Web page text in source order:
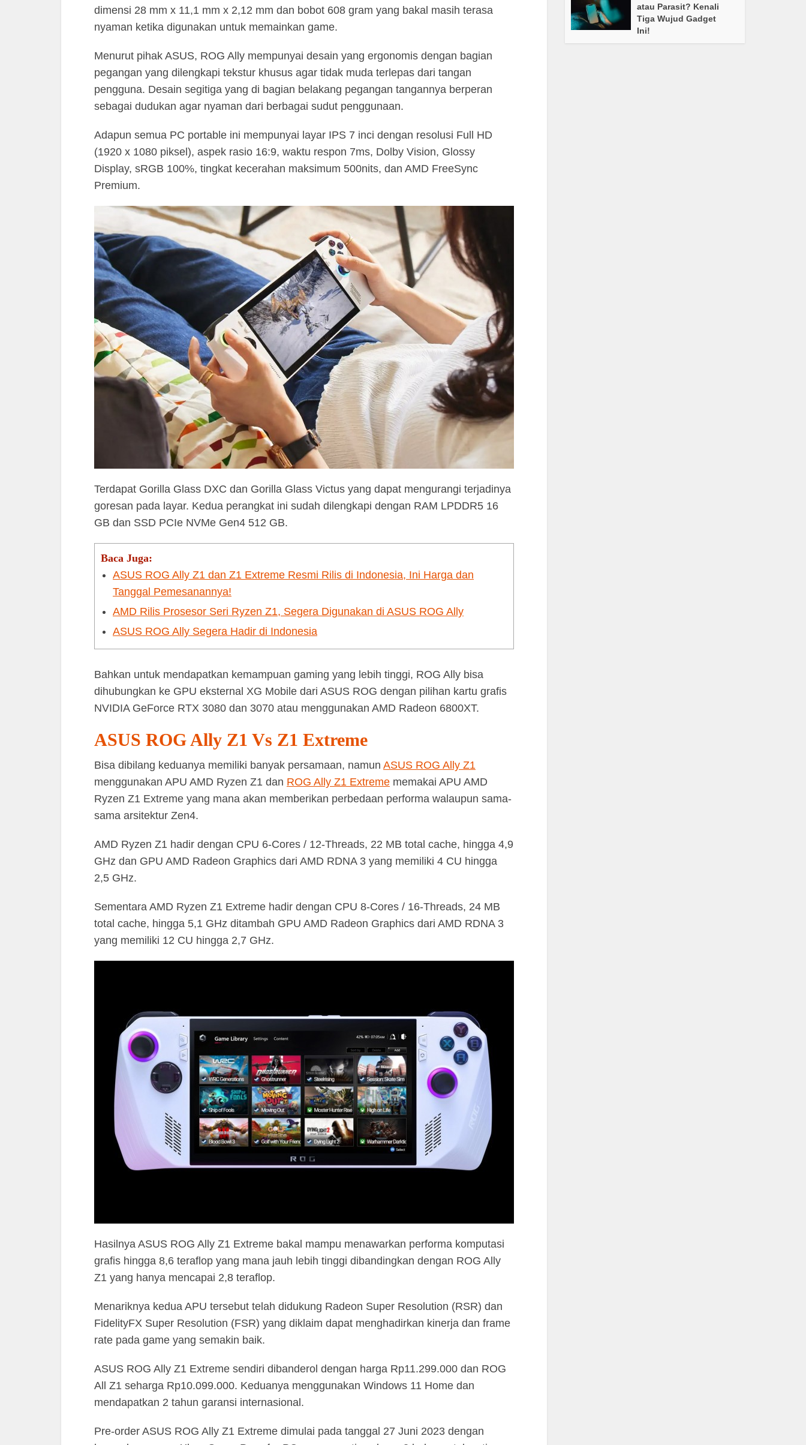
dimensi 28 mm x 11,1 mm x 2,12 mm dan bobot 608 gram yang bakal masih terasa
nyaman ketika digunakan untuk memainkan game.
Menurut pihak ASUS, ROG Ally mempunyai desain yang ergonomis dengan bagian
pegangan yang dilengkapi tekstur khusus agar tidak muda terlepas dari tangan
pengguna. Desain segitiga yang di bagian belakang pegangan tangannya berperan
sebagai dudukan agar nyaman dari berbagai sudut penggunaan.
Adapun semua PC portable ini mempunyai layar IPS 7 inci dengan resolusi Full HD
(1920 x 1080 piksel), aspek rasio 16:9, waktu respon 7ms, Dolby Vision, Glossy
Display, sRGB 100%, tingkat kecerahan maksimum 500nits, dan AMD FreeSync
Premium.
Terdapat Gorilla Glass DXC dan Gorilla Glass Victus yang dapat mengurangi terjadinya
goresan pada layar. Kedua perangkat ini sudah dilengkapi dengan RAM LPDDR5 16
GB dan SSD PCIe NVMe Gen4 512 GB.
Baca Juga:
ASUS ROG Ally Z1 dan Z1 Extreme Resmi Rilis di Indonesia, Ini Harga dan
Tanggal Pemesanannya!
AMD Rilis Prosesor Seri Ryzen Z1, Segera Digunakan di ASUS ROG Ally
ASUS ROG Ally Segera Hadir di Indonesia
Bahkan untuk mendapatkan kemampuan gaming yang lebih tinggi, ROG Ally bisa
dihubungkan ke GPU eksternal XG Mobile dari ASUS ROG dengan pilihan kartu grafis
NVIDIA GeForce RTX 3080 dan 3070 atau menggunakan AMD Radeon 6800XT.
ASUS ROG Ally Z1 Vs Z1 Extreme
Bisa dibilang keduanya memiliki banyak persamaan, namun ASUS ROG Ally Z1
menggunakan APU AMD Ryzen Z1 dan ROG Ally Z1 Extreme memakai APU AMD
Ryzen Z1 Extreme yang mana akan memberikan perbedaan performa walaupun sama-
sama arsitektur Zen4.
AMD Ryzen Z1 hadir dengan CPU 6-Cores / 12-Threads, 22 MB total cache, hingga 4,9
GHz dan GPU AMD Radeon Graphics dari AMD RDNA 3 yang memiliki 4 CU hingga
2,5 GHz.
Sementara AMD Ryzen Z1 Extreme hadir dengan CPU 8-Cores / 16-Threads, 24 MB
total cache, hingga 5,1 GHz ditambah GPU AMD Radeon Graphics dari AMD RDNA 3
yang memiliki 12 CU hingga 2,7 GHz.
Hasilnya ASUS ROG Ally Z1 Extreme bakal mampu menawarkan performa komputasi
grafis hingga 8,6 teraflop yang mana jauh lebih tinggi dibandingkan dengan ROG Ally
Z1 yang hanya mencapai 2,8 teraflop.
Menariknya kedua APU tersebut telah didukung Radeon Super Resolution (RSR) dan
FidelityFX Super Resolution (FSR) yang diklaim dapat menghadirkan kinerja dan frame
rate pada game yang semakin baik.
ASUS ROG Ally Z1 Extreme sendiri dibanderol dengan harga Rp11.299.000 dan ROG
All Z1 seharga Rp10.099.000. Keduanya menggunakan Windows 11 Home dan
mendapatkan 2 tahun garansi internasional.
Pre-order ASUS ROG Ally Z1 Extreme dimulai pada tanggal 27 Juni 2023 dengan
atau Parasit? Kenali
Tiga Wujud Gadget
Ini!